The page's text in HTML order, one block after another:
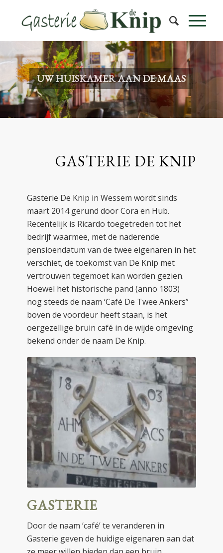
UW HUISKAMER AAN DE MAAS
GASTERIE DE KNIP
Gasterie De Knip in Wessem wordt sinds
maart 2014 gerund door Cora en Hub.
Recentelijk is Ricardo toegetreden tot het
bedrijf waarmee, met de naderende
pensioendatum van de twee eigenaren in het
verschiet, de toekomst van De Knip met
vertrouwen tegemoet kan worden gezien.
Hoewel het historische pand (anno 1803)
nog steeds de naam ‘Café De Twee Ankers”
boven de voordeur heeft staan, is het
oergezellige bruin café in de wijde omgeving
bekend onder de naam De Knip.
GASTERIE
Door de naam ‘café’ te veranderen in
Gasterie geven de huidige eigenaren aan dat